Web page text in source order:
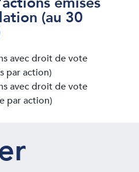
(au 30
avec droit de vote
par action)
avec droit de vote
par action)